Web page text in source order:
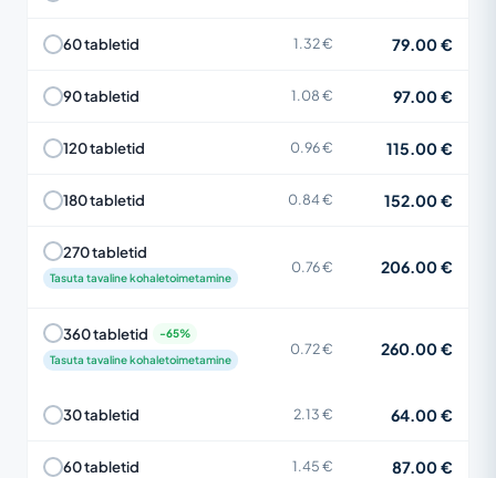
60 tabletid 1.32 € 79.00 €
90 tabletid 1.08 € 97.00 €
120 tabletid 0.96 € 115.00 €
180 tabletid 0.84 € 152.00 €
270 tabletid
Tasuta tavaline kohaletoimetamine
0.76 € 206.00 €
360 tabletid
Tasuta tavaline kohaletoimetamine
0.72 € 260.00 €
30 tabletid 2.13 € 64.00 €
60 tabletid 1.45 € 87.00 €